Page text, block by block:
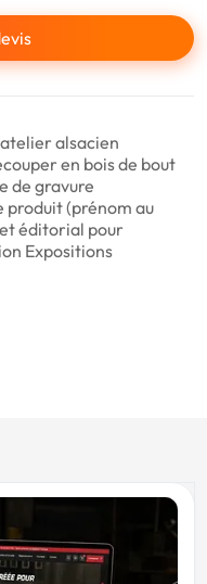
alsacien
en bois de bout
de gravure
produit (prénom au
éditorial pour
Expositions